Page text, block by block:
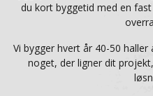
du kort byggetid med en
Vi bygger hvert år 40-50
noget, der ligner dit